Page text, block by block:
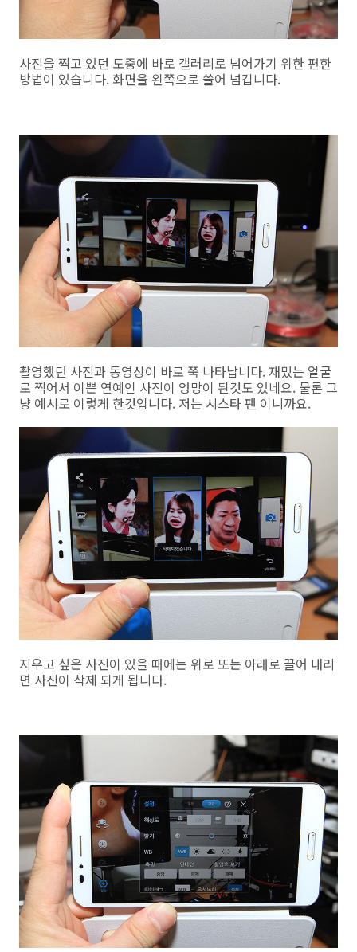
사진을 찍고 있던 도중에 바로 갤러리로 넘어가기 위한 편한
방법이 있습니다. 화면을 왼쪽으로 쓸어 넘깁니다.
촬영했던 사진과 동영상이 바로 쭉 나타납니다. 재밌는 얼굴
로 찍어서 이쁜 연예인 사진이 엉망이 된것도 있네요. 물론 그
냥 예시로 이렇게 한것입니다. 저는 시스타 팬 이니까요.
지우고 싶은 사진이 있을 때에는 위로 또는 아래로 끌어 내리
면 사진이 삭제 되게 됩니다.